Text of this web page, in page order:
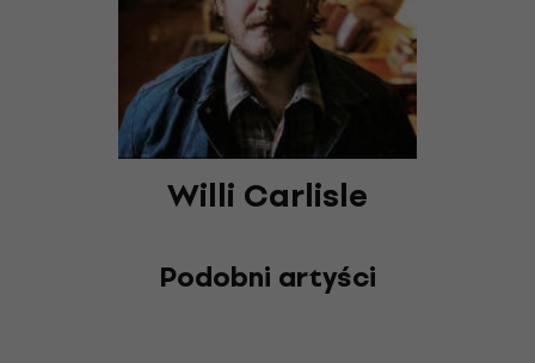
Willi Carlisle
Podobni artyści